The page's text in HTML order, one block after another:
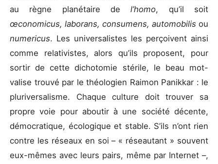
au règne planétaire del’homo, qu’il soit
œconomicus, laborans, consumens, automobilis ou
numericus. Les universalistes les perçoivent ainsi
comme relativistes, alors qu’ils proposent, pour
sortir de cette dichotomie stérile, le beau mot-
valise trouvé par le théologien Raimon Panikkar : le
pluriversalisme. Chaque culture doit trouver sa
propre voie pour aboutir à une société décente,
démocratique, écologique et stable. S’ils n’ont rien
contre les réseaux en soi – « réseautant » souvent
eux-mêmes avec leurs pairs, même par Internet –,